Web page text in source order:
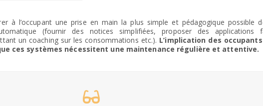
à l’occupant une prise en main la plus simple et pédagogique possible
(fournir des notices simplifiées, proposer des applications
un coaching sur les consommations etc.). L’implication des
ces systèmes nécessitent une maintenance régulière et attentive.